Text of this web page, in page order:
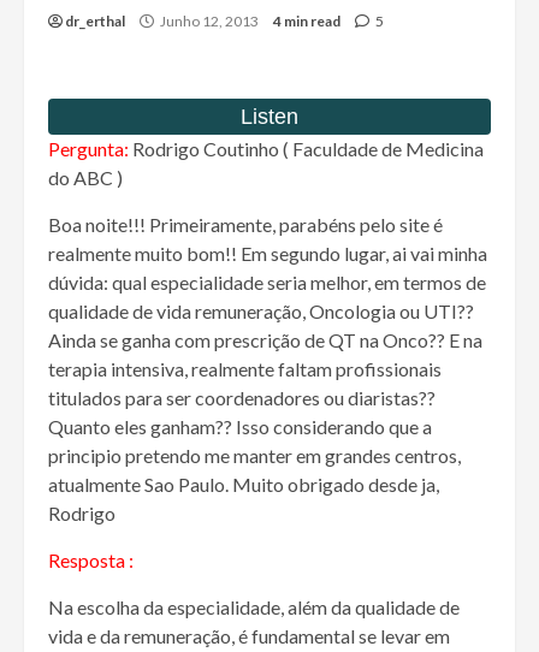
dr_erthal Junho 12, 2013 4 min read 5
Pergunta: Rodrigo Coutinho ( Faculdade de Medicina
do ABC )
Boa noite!!! Primeiramente, parabéns pelo site é
realmente muito bom!! Em segundo lugar, ai vai minha
dúvida: qual especialidade seria melhor, em termos de
qualidade de vida remuneração, Oncologia ou UTI??
Ainda se ganha com prescrição de QT na Onco?? E na
terapia intensiva, realmente faltam profissionais
titulados para ser coordenadores ou diaristas??
Quanto eles ganham?? Isso considerando que a
principio pretendo me manter em grandes centros,
atualmente Sao Paulo. Muito obrigado desde ja,
Rodrigo
Resposta :
Na escolha da especialidade, além da qualidade de
vida e da remuneração, é fundamental se levar em